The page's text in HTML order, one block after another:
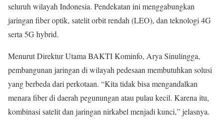
seluruh wilayah Indonesia. Pendekatan ini menggabungkan
jaringan fiber optik, satelit orbit rendah (LEO), dan teknologi 4G
serta 5G hybrid.
Menurut Direktur Utama BAKTI Kominfo, Arya Sinulingga,
pembangunan jaringan di wilayah pedesaan membutuhkan solusi
yang berbeda dari perkotaan. “Kita tidak bisa mengandalkan
menara fiber di daerah pegunungan atau pulau kecil. Karena itu,
kombinasi satelit dan jaringan nirkabel menjadi kunci,” jelasnya.